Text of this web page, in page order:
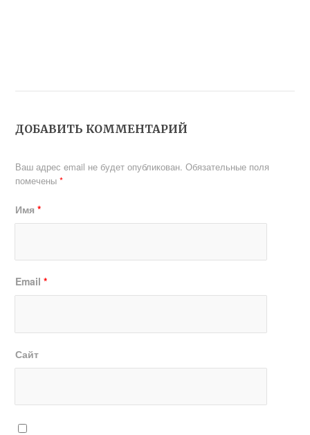
ДОБАВИТЬ КОММЕНТАРИЙ
Ваш адрес email не будет опубликован. Обязательные поля
помечены*
Имя*
Email*
Сайт